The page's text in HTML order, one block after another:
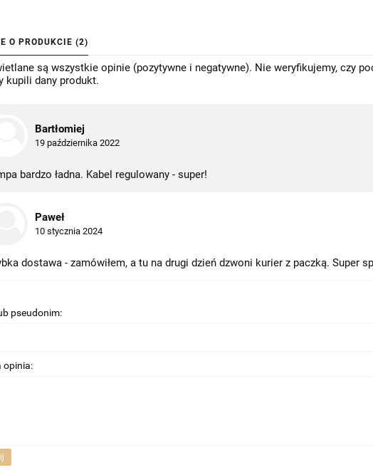
O PRODUKCIE (2)
są wszystkie opinie (pozytywne i negatywne). Nie weryfikujemy, czy
kupili dany produkt.
Bartłomiej
19 października 2022
bardzo ładna. Kabel regulowany - super!
Paweł
10 stycznia 2024
dostawa - zamówiłem, a tu na drugi dzień dzwoni kurier z paczką. Super
pseudonim:
opinia: